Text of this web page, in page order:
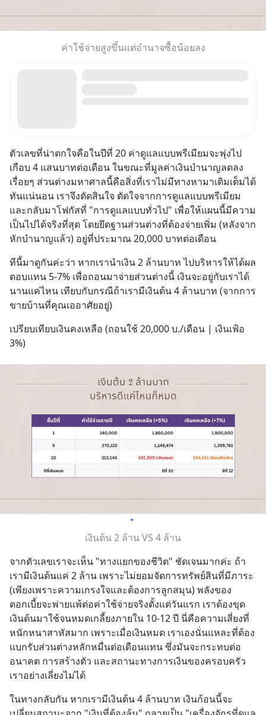
ค่าใช้จ่ายสูงขึ้นแต่อำนาจซื้อน้อยลง
ตัวเลขที่น่าตกใจคือในปีที่ 20 ค่าดูแลแบบพรีเมียมจะพุ่งไป
เกือบ 4 แสนบาทต่อเดือน ในขณะที่มูลค่าเงินบำนาญลดลง
เรื่อยๆ ส่วนต่างมหาศาลนี้คือสิ่งที่เราไม่มีทางหามาเติมเต็มได้
ทันแน่นอน เราจึงตัดสินใจ ตัดใจจากการดูแลแบบพรีเมียม
และกลับมาโฟกัสที่ "การดูแลแบบทั่วไป" เพื่อให้แผนนี้มีความ
เป็นไปได้จริงที่สุด โดยยึดฐานส่วนต่างที่ต้องจ่ายเพิ่ม (หลังจาก
หักบำนาญแล้ว) อยู่ที่ประมาณ 20,000 บาทต่อเดือน
ทีนี้มาดูกันค่ะว่า หากเรานำเงิน 2 ล้านบาท ไปบริหารให้ได้ผล
ตอบแทน 5-7% เพื่อถอนมาจ่ายส่วนต่างนี้ เงินจะอยู่กับเราได้
นานแค่ไหน เทียบกับกรณีถ้าเรามีเงินต้น 4 ล้านบาท (จากการ
ขายบ้านที่คุณเออาศัยอยู่)
เปรียบเทียบเงินคงเหลือ (ถอนใช้ 20,000 บ./เดือน | เงินเฟ้อ
3%)
เงินต้น 2 ล้าน VS 4 ล้าน
จากตัวเลขเราจะเห็น "ทางแยกของชีวิต" ชัดเจนมากค่ะ ถ้า
เรามีเงินต้นแค่ 2 ล้าน เพราะไม่ยอมจัดการทรัพย์สินที่มีภาระ
(เพียงเพราะความเกรงใจและต้องการลูกสมุน) พลังของ
ดอกเบี้ยจะพ่ายแพ้ต่อค่าใช้จ่ายจริงตั้งแต่วันแรก เราต้องขุด
เงินต้นมาใช้จนหมดเกลี้ยงภายใน 10-12 ปี นี่คือความเสี่ยงที่
หนักหนาสาหัสมาก เพราะเมื่อเงินหมด เราเองนั่นแหละที่ต้อง
แบกรับส่วนต่างหลักหมื่นต่อเดือนแทน ซึ่งมันจะกระทบต่อ
อนาคต การสร้างตัว และสถานะทางการเงินของครอบครัว
เราอย่างเลี่ยงไม่ได้
ในทางกลับกัน หากเรามีเงินต้น 4 ล้านบาท เงินก้อนนี้จะ